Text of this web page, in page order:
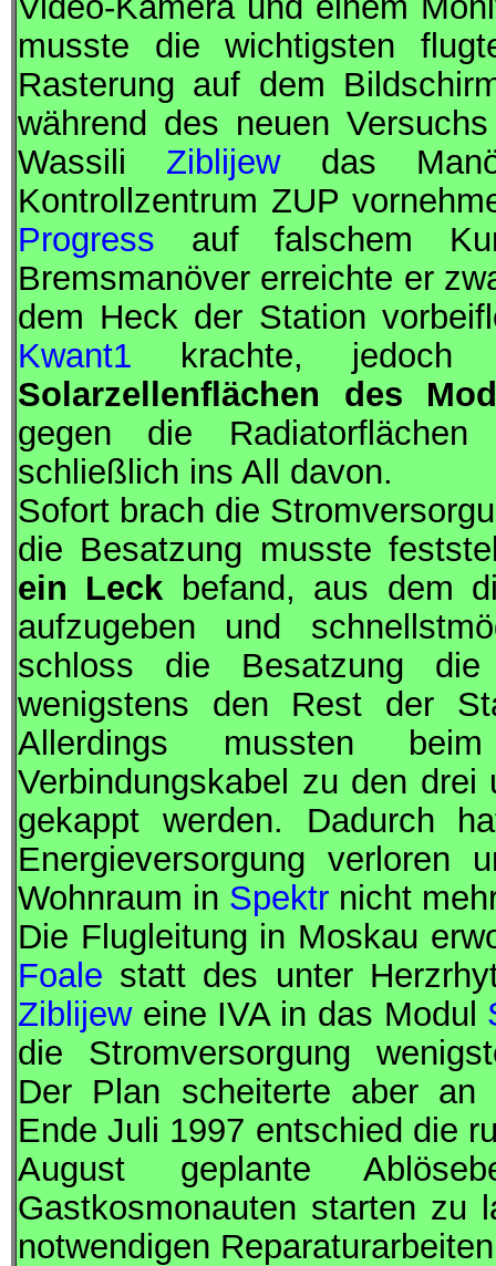
musste die wichtigsten
Rasterung auf dem
während des neuen
Wassili Ziblijewdas
Kontrollzentrum ZUP
Progress auf falschem
Bremsmanöver erreichte er
dem Heck der Station
Kwant1 krachte,
Solarzellenflächen des
gegen die
schließlich ins All davon.
Sofort brach die
die Besatzung musste
ein Leck befand, aus dem
aufzugeben und
schloss die Besatzung
wenigstens den Rest der
Allerdings mussten
Verbindungskabel zu den drei
gekappt werden. Dadurch
Energieversorgung verloren
Wohnraum in Spektr nicht
Die Flugleitung in Moskau
Foale statt des unter
Ziblijeweine IVAin das Modul
die Stromversorgung
Der Plan scheiterte aber an
Ende Juli 1997 entschied die
August geplante
Gastkosmonauten starten zu
notwendigen